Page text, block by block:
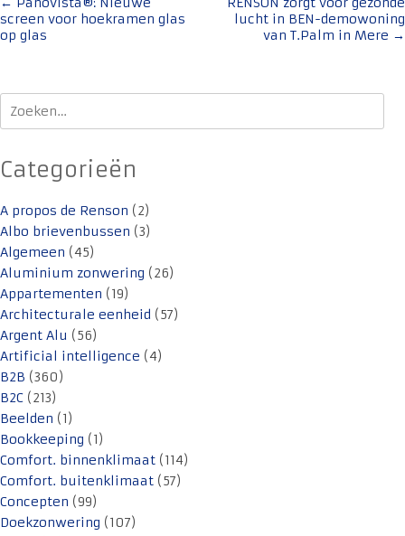
navigatie
screen voor hoekramen glas
op glas
lucht in BEN-demowoning
van T.Palm in Mere →
Zoeken
naar:
Categorieën
A propos de Renson (2)
Albo brievenbussen (3)
Algemeen (45)
Aluminium zonwering (26)
Appartementen (19)
Architecturale eenheid (57)
Argent Alu (56)
Artificial intelligence (4)
B2B (360)
B2C (213)
Beelden (1)
Bookkeeping (1)
Comfort. binnenklimaat (114)
Comfort. buitenklimaat (57)
Concepten (99)
Doekzonwering (107)